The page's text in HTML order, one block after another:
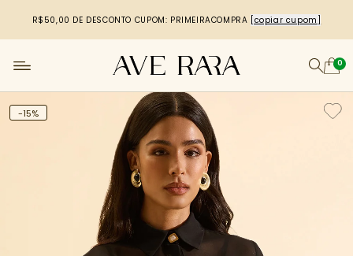
R$50,00 DE DESCONTO CUPOM: PRIMEIRACOMPRA [copiar cupom]
0
-15%